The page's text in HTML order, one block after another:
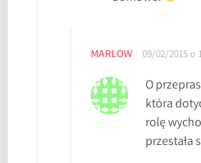
MARLOW 09/02/2015 o
O
która
rolę
przestała